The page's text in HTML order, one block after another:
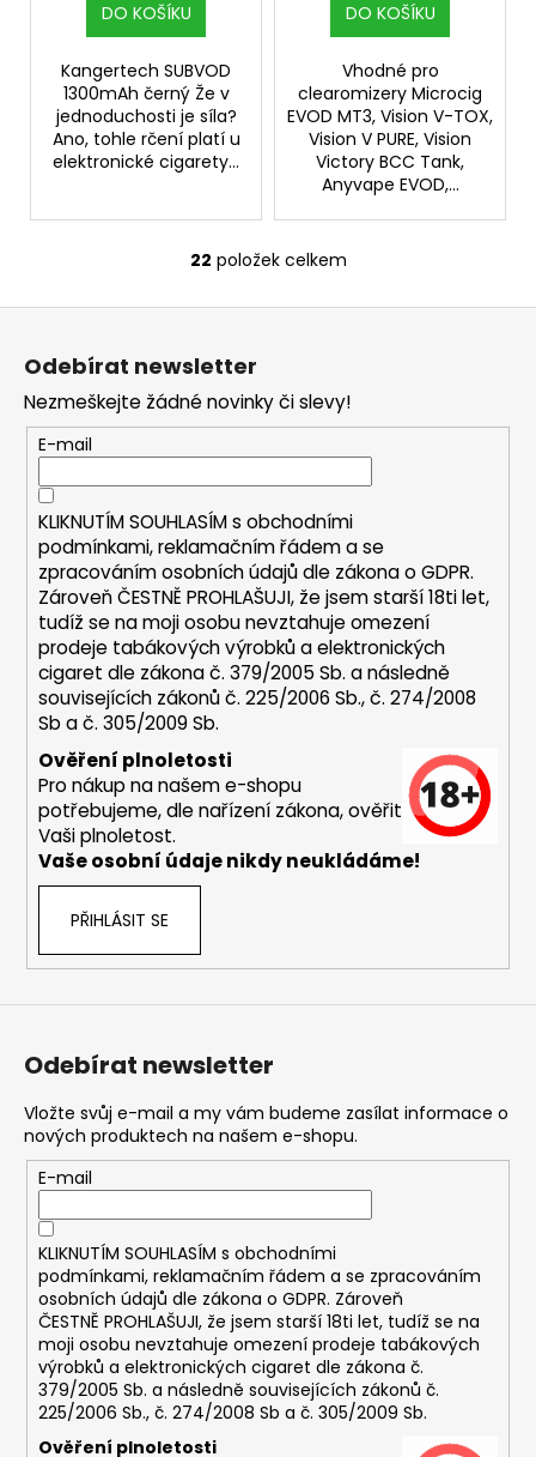
DO KOŠÍKU
Kangertech SUBVOD
1300mAh černý Že v
jednoduchosti je síla?
Ano, tohle rčení platí u
elektronické cigarety...
DO KOŠÍKU
Vhodné pro
clearomizery Microcig
EVOD MT3, Vision V-TOX,
Vision V PURE, Vision
Victory BCC Tank,
Anyvape EVOD,...
O
v
a
c
í
p
r
v
k
y
v
ý
p
i
22 položek celkem
Odebírat newsletter
Nezmeškejte žádné novinky či slevy!
E-mail
KLIKNUTÍM SOUHLASÍM s obchodními
podmínkami,reklamačním řádem a se
zpracováním osobních údajů dle zákona oGDPR.
Zároveň ČESTNĚ PROHLAŠUJI, že jsem starší 18ti let,
tudíž se na moji osobu nevztahuje omezení
prodeje tabákových výrobků a elektronických
cigaret dle zákona č. 379/2005 Sb. a následně
souvisejících zákonů č. 225/2006 Sb., č. 274/2008
Sb a č. 305/2009 Sb.
Ověření plnoletosti
Pro nákup na našem e-shopu
potřebujeme, dle nařízení zákona, ověřit
Vaši plnoletost.
Vaše osobní údaje nikdy neukládáme!
PŘIHLÁSIT SE
Odebírat newsletter
Vložte svůj e-mail a my vám budeme zasílat informace o
nových produktech na našem e-shopu.
E-mail
KLIKNUTÍM SOUHLASÍM s obchodními
podmínkami, reklamačním řádem a se zpracováním
osobních údajů dle zákona o GDPR. Zároveň
ČESTNĚ PROHLAŠUJI, že jsem starší 18ti let, tudíž se na
moji osobu nevztahuje omezení prodeje tabákových
výrobků a elektronických cigaret dle zákona č.
379/2005 Sb. a následně souvisejících zákonů č.
225/2006 Sb., č. 274/2008 Sb a č. 305/2009 Sb.
Ověření plnoletosti